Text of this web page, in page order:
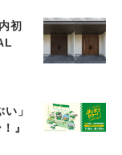
初
」
』